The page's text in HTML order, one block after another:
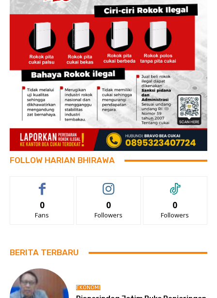
FOLLOW HARIAN BHIRAWA
0
Fans
0
Followers
0
Followers
BERITA TERBARU
EKONOMI